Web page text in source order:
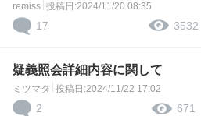
remiss 投稿日:2024/11/20 08:35
17 3532
疑義照会詳細内容に関して
ミツマタ 投稿日:2024/11/22 17:02
2 671